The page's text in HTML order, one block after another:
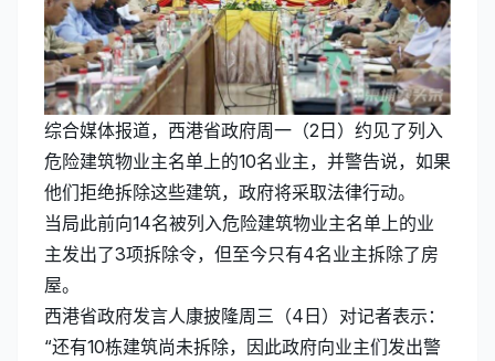
综合媒体报道，西港省政府周一（2日）约见了列入
危险建筑物业主名单上的10名业主，并警告说，如果
他们拒绝拆除这些建筑，政府将采取法律行动。
当局此前向14名被列入危险建筑物业主名单上的业
主发出了3项拆除令，但至今只有4名业主拆除了房
屋。
西港省政府发言人康披隆周三（4日）对记者表示：
“还有10栋建筑尚未拆除，因此政府向业主们发出警